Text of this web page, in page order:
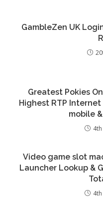
GambleZen UK
Greatest Pokies
Highest RTP
mobile
Video game slot
Launcher Lookup &